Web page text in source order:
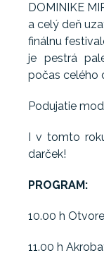
DOMINIKE
a celý deň
finálnu
je pestrá
počas celého
Podujatie
I v tomto
darček!
PROGRAM:
10.00 h
11.00 h